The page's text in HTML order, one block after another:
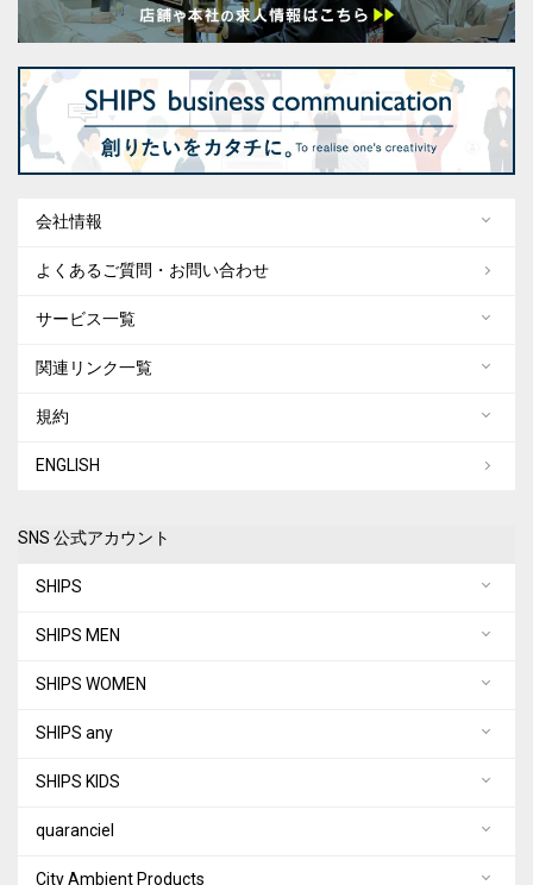
会社情報
よくあるご質問・お問い合わせ
サービス一覧
関連リンク一覧
規約
ENGLISH
SNS 公式アカウント
SHIPS
SHIPS MEN
SHIPS WOMEN
SHIPS any
SHIPS KIDS
quaranciel
City Ambient Products